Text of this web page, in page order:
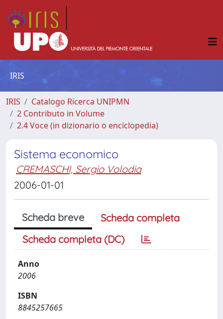
IRIS
IRIS
Catalogo Ricerca UNIPMN
2 Contributo in Volume
2.4 Voce (in dizionario o enciclopedia)
Sistema economico
CREMASCHI, Sergio Volodia
2006-01-01
Scheda breve
Scheda completa
Scheda completa (DC)
Anno
2006
ISBN
8845257665